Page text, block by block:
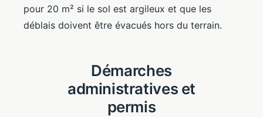
pour 20 m² si le sol est argileux et que les
déblais doivent être évacués hors du terrain.
Démarches
administratives et
permis